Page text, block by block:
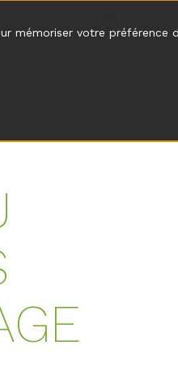
mémoriser votre préférence